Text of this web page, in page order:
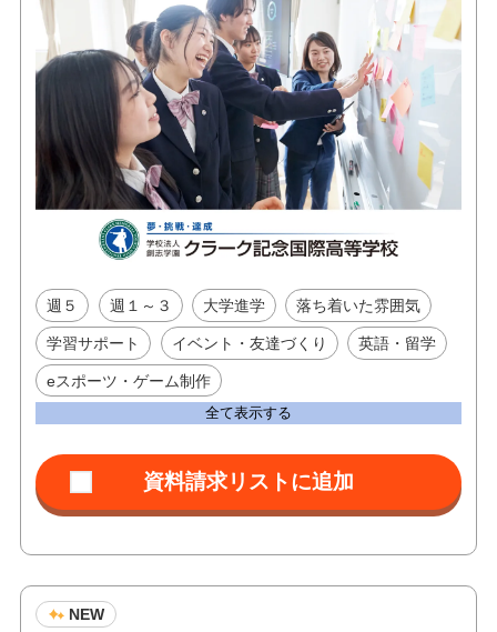
週５ 週１～３ 大学進学 落ち着いた雰囲気
学習サポート イベント・友達づくり 英語・留学
eスポーツ・ゲーム制作
全て表示する
NEW